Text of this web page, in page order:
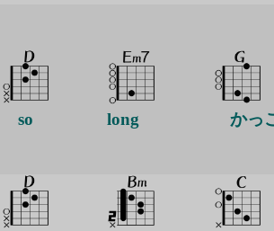
so long かっ